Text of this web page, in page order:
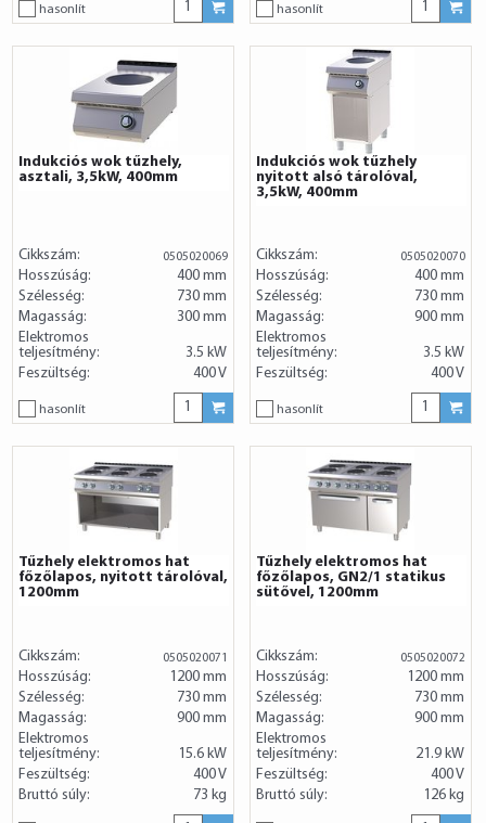
hasonlít hasonlít
Indukciós wok tűzhely,
asztali, 3,5kW, 400mm
Cikkszám: 0505020069
Hosszúság:
400 mm
Szélesség:
730 mm
Magasság:
300 mm
Elektromos
teljesítmény:
3.5 kW
Feszültség:
400 V
hasonlít
Indukciós wok tűzhely
nyitott alsó tárolóval,
3,5kW, 400mm
Cikkszám: 0505020070
Hosszúság:
400 mm
Szélesség:
730 mm
Magasság:
900 mm
Elektromos
teljesítmény:
3.5 kW
Feszültség:
400 V
hasonlít
Tűzhely elektromos hat
főzőlapos, nyitott tárolóval,
1200mm
Cikkszám: 0505020071
Hosszúság:
1200 mm
Szélesség:
730 mm
Magasság:
900 mm
Elektromos
teljesítmény:
15.6 kW
Feszültség:
400 V
Bruttó súly:
73 kg
Tűzhely elektromos hat
főzőlapos, GN2/1 statikus
sütővel, 1200mm
Cikkszám: 0505020072
Hosszúság:
1200 mm
Szélesség:
730 mm
Magasság:
900 mm
Elektromos
teljesítmény:
21.9 kW
Feszültség:
400 V
Bruttó súly:
126 kg